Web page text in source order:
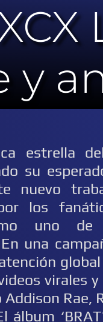
y
estrella
su
nuevo
los
uno
una
virales
Rae,
álbum